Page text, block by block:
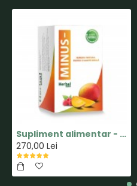
Supliment alimentar - Capsula MINUS - Pastile pentru Slabit 100% Naturale - Herbal New Life
270,00 Lei